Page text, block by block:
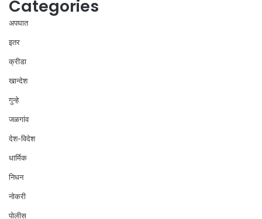
Categories
अपघात
इतर
क्रीडा
खान्देश
गुन्हे
जळगांव
देश-विदेश
धार्मिक
निधन
नोकरी
पोलीस